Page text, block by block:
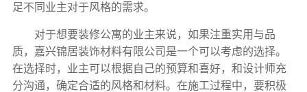
足不同业主对于风格的需求。
对于想要装修公寓的业主来说，如果注重实用与品
质，嘉兴锦居装饰材料有限公司是一个可以考虑的选择。
在选择时，业主可以根据自己的预算和喜好，和设计师充
分沟通，确定合适的风格和材料。在施工过程中，要积极